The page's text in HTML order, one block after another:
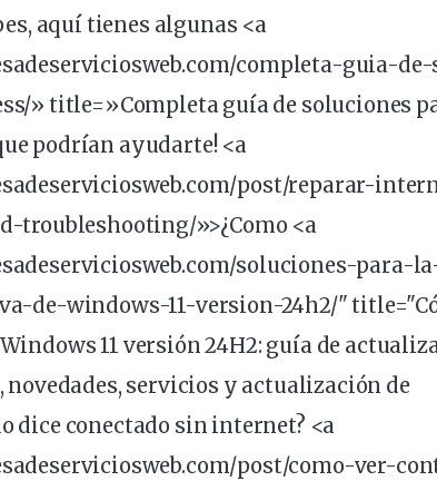
aquí tienes algunas <a
completa-guia-de-
» title=»Completa guía de soluciones
podrían ayudarte! <a
post/reparar-
-troubleshooting/»>¿Como <a
soluciones-para-
de-windows-11-version-24h2/"
11 versión 24H2: guía de
servicios y actualización de
dice conectado sin internet? <a
post/como-ver-